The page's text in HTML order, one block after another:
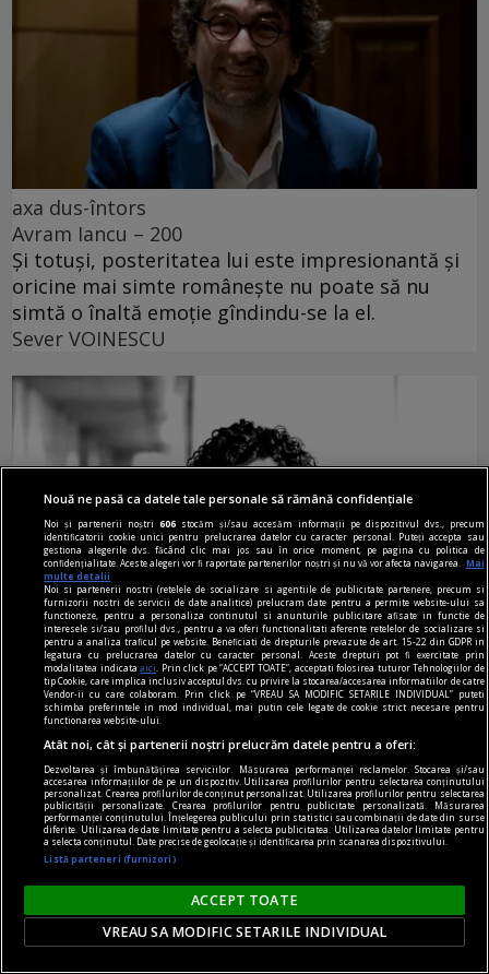
axa dus-întors
Avram Iancu – 200
Și totuși, posteritatea lui este impresionantă și
oricine mai simte românește nu poate să nu
simtă o înaltă emoție gîndindu-se la el.
Sever VOINESCU
accent pe istorie
Lech Walesa, din istorie și din prezent
Stocul pare limitat, istoria continuă.
Mihaela SIMINA
Nouă ne pasă ca datele tale personale să rămână confidențiale
Noi și partenerii noștri606 stocăm și/sau accesăm informații pe dispozitivul dvs., precum
identificatorii cookie unici pentru prelucrarea datelor cu caracter personal. Puteți accepta sau
gestiona alegerile dvs. făcând clic mai jos sau în orice moment, pe pagina cu politica de
confidențialitate. Aceste alegeri vor fi raportate partenerilor noștri și nu vă vor afecta navigarea.
Mai
multe detalii
Noi si partenerii nostri (retelele de socializare si agentiile de publicitate partenere, precum si
furnizorii nostri de servicii de date analitice) prelucram date pentru a permite website-ului sa
functioneze, pentru a personaliza continutul si anunturile publicitare afisate in functie de
interesele si/sau profilul dvs., pentru a va oferi functionalitati aferente retelelor de socializare si
pentru a analiza traficul pe website. Beneficiati de drepturile prevazute de art. 15-22 din GDPR in
legatura cu prelucrarea datelor cu caracter personal. Aceste drepturi pot fi exercitate prin
modalitatea indicataaici
. Prin click pe “ACCEPT TOATE”, acceptati folosirea tuturor Tehnologiilor de
tip Cookie, care implica inclusiv acceptul dvs. cu privire la stocarea/accesarea informatiilor de catre
Vendor-ii cu care colaboram. Prin click pe “VREAU SA MODIFIC SETARILE INDIVIDUAL” puteti
schimba preferintele in mod individual, mai putin cele legate de cookie strict necesare pentru
functionarea website-ului.
Atât noi, cât și partenerii noștri prelucrăm datele pentru a oferi:
Dezvoltarea și îmbunătățirea serviciilor. Măsurarea performanței reclamelor. Stocarea și/sau
accesarea informațiilor de pe un dispozitiv. Utilizarea profilurilor pentru selectarea conținutului
personalizat. Crearea profilurilor de conținut personalizat. Utilizarea profilurilor pentru selectarea
publicității personalizate. Crearea profilurilor pentru publicitate personalizată. Măsurarea
performanței conținutului. Înțelegerea publicului prin statistici sau combinații de date din surse
diferite. Utilizarea de date limitate pentru a selecta publicitatea. Utilizarea datelor limitate pentru
a selecta conținutul. Date precise de geolocație și identificarea prin scanarea dispozitivului.
Listă parteneri (furnizori)
ACCEPT TOATE
VREAU SA MODIFIC SETARILE INDIVIDUAL